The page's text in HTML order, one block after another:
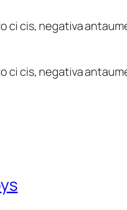
ci cis, negativa
ci cis, negativa